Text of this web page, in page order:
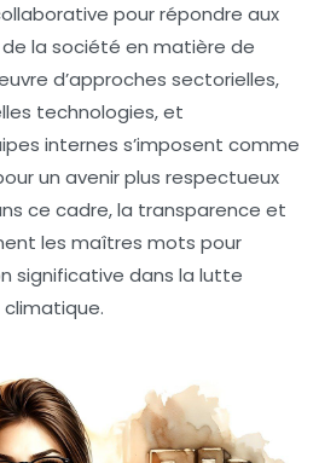
pour répondre aux
la société en matière de
d’approches sectorielles,
technologies, et
internes s’imposent comme
un avenir plus respectueux
ce cadre, la transparence et
les maîtres mots pour
significative dans la lutte